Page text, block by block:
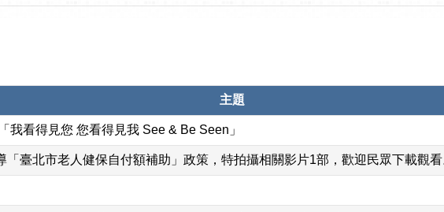
主題
我看得見您 您看得見我 See & Be Seen」
「臺北市老人健保自付額補助」政策，特拍攝相關影片1部，歡迎民眾下載觀